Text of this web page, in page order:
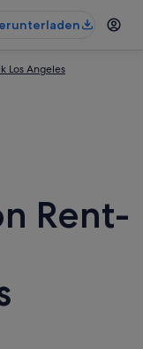
Los Angeles
Rent-